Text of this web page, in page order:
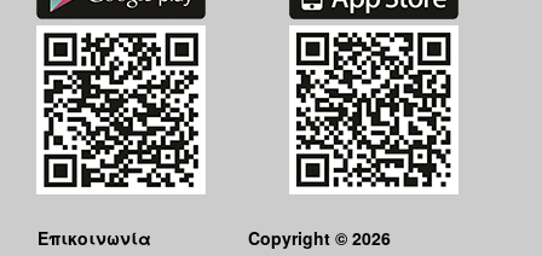
Επικοινωνία Copyright © 2026